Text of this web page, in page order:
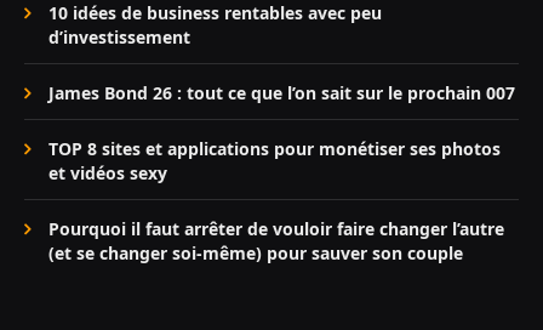
10 idées de business rentables avec peu
d’investissement
James Bond 26 : tout ce que l’on sait sur le prochain 007
TOP 8 sites et applications pour monétiser ses photos
et vidéos sexy
Pourquoi il faut arrêter de vouloir faire changer l’autre
(et se changer soi-même) pour sauver son couple